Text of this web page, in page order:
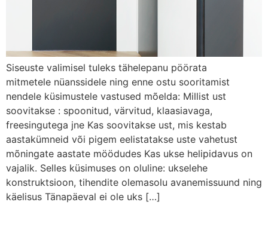
Siseuste valimisel tuleks tähelepanu pöörata
mitmetele nüanssidele ning enne ostu sooritamist
nendele küsimustele vastused mõelda: Millist ust
soovitakse : spoonitud, värvitud, klaasiavaga,
freesingutega jne Kas soovitakse ust, mis kestab
aastakümneid või pigem eelistatakse uste vahetust
mõningate aastate möödudes Kas ukse helipidavus on
vajalik. Selles küsimuses on oluline: ukselehe
konstruktsioon, tihendite olemasolu avanemissuund ning
käelisus Tänapäeval ei ole uks […]